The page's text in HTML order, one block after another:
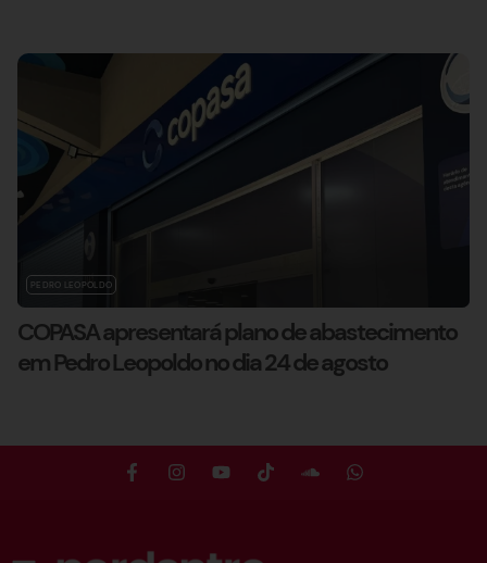
PEDRO LEOPOLDO
COPASA apresentará plano de abastecimento
em Pedro Leopoldo no dia 24 de agosto